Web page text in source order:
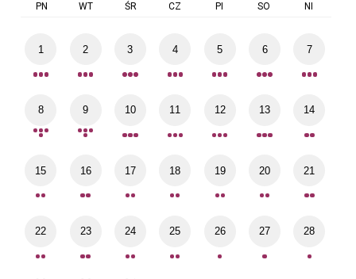
PN WT ŚR CZ PI SO NI
1 2 3 4 5 6 7
8 9 10 11 12 13 14
15 16 17 18 19 20 21
22 23 24 25 26 27 28